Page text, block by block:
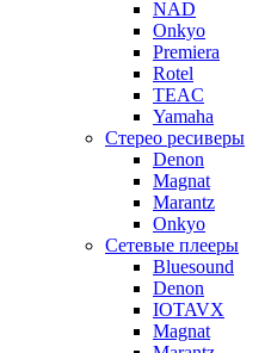
NAD
Onkyo
Premiera
Rotel
TEAC
Yamaha
Стерео ресиверы
Denon
Magnat
Marantz
Onkyo
Сетевые плееры
Bluesound
Denon
IOTAVX
Magnat